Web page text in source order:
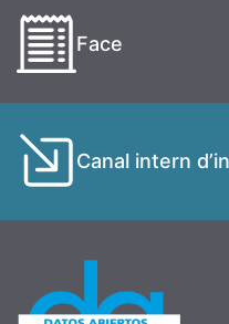
Face
Canal intern